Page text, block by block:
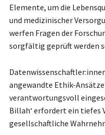
Elemente, um die
und medizinischer
werfen Fragen der
sorgfältig geprüft werden
angewandte Ethik-
verantwortungsvoll
Billah‘ erfordert ein tiefes
gesellschaftliche